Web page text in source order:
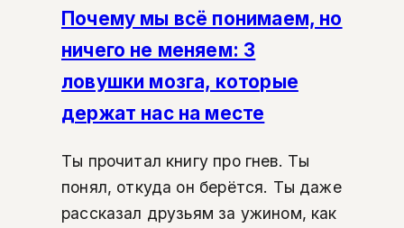
Почему мы всё понимаем, но
ничего не меняем: 3
ловушки мозга, которые
держат нас на месте
Ты прочитал книгу про гнев. Ты
понял, откуда он берётся. Ты даже
рассказал друзьям за ужином, как